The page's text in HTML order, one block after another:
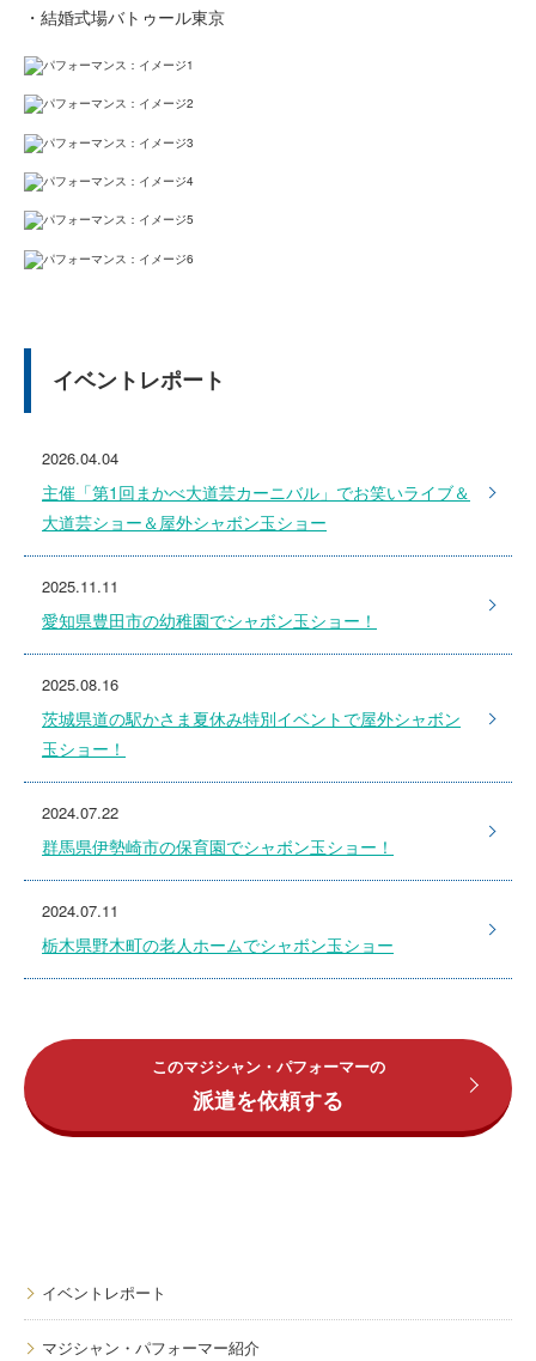
・結婚式場バトゥール東京
イベントレポート
2026.04.04
主催「第1回まかべ大道芸カーニバル」でお笑いライブ＆
大道芸ショー＆屋外シャボン玉ショー
2025.11.11
愛知県豊田市の幼稚園でシャボン玉ショー！
2025.08.16
茨城県道の駅かさま夏休み特別イベントで屋外シャボン
玉ショー！
2024.07.22
群馬県伊勢崎市の保育園でシャボン玉ショー！
2024.07.11
栃木県野木町の老人ホームでシャボン玉ショー
このマジシャン・パフォーマーの
派遣を依頼する
イベントレポート
マジシャン・パフォーマー紹介